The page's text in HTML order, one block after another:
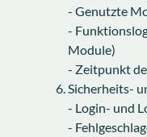
- Genutzte
-
Module)
- Zeitpunkt
Sicherheits-
- Login- und
-